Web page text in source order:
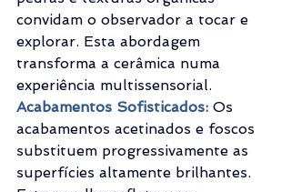
convidam o observador a tocar e
explorar. Esta abordagem
transforma a cerâmica numa
experiência multissensorial.
Acabamentos Sofisticados: Os
acabamentos acetinados e foscos
substituem progressivamente as
superfícies altamente brilhantes.